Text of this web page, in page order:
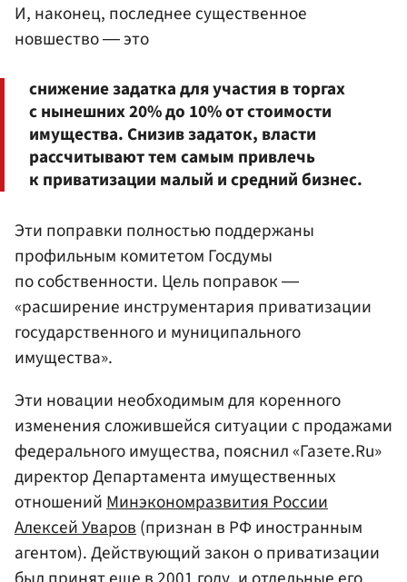
И, наконец, последнее существенное
новшество ― это
снижение задатка для участия в торгах
с нынешних 20% до 10% от стоимости
имущества. Снизив задаток, власти
рассчитывают тем самым привлечь
к приватизации малый и средний бизнес.
Эти поправки полностью поддержаны
профильным комитетом Госдумы
по собственности. Цель поправок ―
«расширение инструментария приватизации
государственного и муниципального
имущества».
Эти новации необходимым для коренного
изменения сложившейся ситуации с продажами
федерального имущества, пояснил «Газете.Ru»
директор Департамента имущественных
отношенийМинэкономразвития России
Алексей Уваров(признан в РФ иностранным
агентом). Действующий закон о приватизации